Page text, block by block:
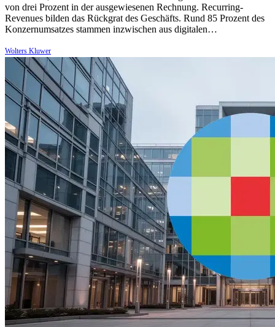
von drei Prozent in der ausgewiesenen Rechnung. Recurring-
Revenues bilden das Rückgrat des Geschäfts. Rund 85 Prozent des
Konzernumsatzes stammen inzwischen aus digitalen…
Wolters Kluwer